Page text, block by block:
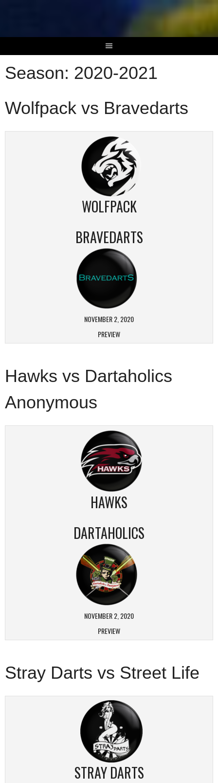
Season: 2020-2021
Wolfpack vs Bravedarts
WOLFPACK
BRAVEDARTS
NOVEMBER 2, 2020
PREVIEW
Hawks vs Dartaholics
Anonymous
HAWKS
DARTAHOLICS
NOVEMBER 2, 2020
PREVIEW
Stray Darts vs Street Life
STRAY DARTS